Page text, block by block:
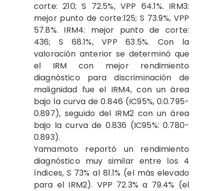
corte: 210; S 72.5%, VPP 64.1%. IRM3:
mejor punto de corte:125; S 73.9%, VPP
57.8%. IRM4: mejor punto de corte:
436; S 68.1%, VPP 63.5%. Con la
valoración anterior se determinó que
el IRM con mejor rendimiento
diagnóstico para discriminación de
malignidad fue el IRM4, con un área
bajo la curva de 0.846 (IC95%, 0.0.795-
0.897), seguido del IRM2 con un área
bajo la curva de 0.836 (IC95%: 0.780-
0.893).
Yamamoto reportó un rendimiento
diagnóstico muy similar entre los 4
índices, S 73% al 81.1% (el más elevado
para el IRM2). VPP 72.3% a 79.4% (el